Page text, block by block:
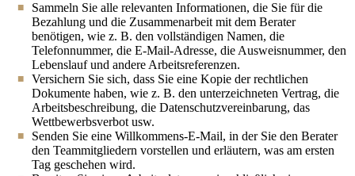
Sammeln Sie alle relevanten Informationen, die Sie für die
Bezahlung und die Zusammenarbeit mit dem Berater
benötigen, wie z. B. den vollständigen Namen, die
Telefonnummer, die E-Mail-Adresse, die Ausweisnummer, den
Lebenslauf und andere Arbeitsreferenzen.
Versichern Sie sich, dass Sie eine Kopie der rechtlichen
Dokumente haben, wie z. B. den unterzeichneten Vertrag, die
Arbeitsbeschreibung, die Datenschutzvereinbarung, das
Wettbewerbsverbot usw.
Senden Sie eine Willkommens-E-Mail, in der Sie den Berater
den Teammitgliedern vorstellen und erläutern, was am ersten
Tag geschehen wird.